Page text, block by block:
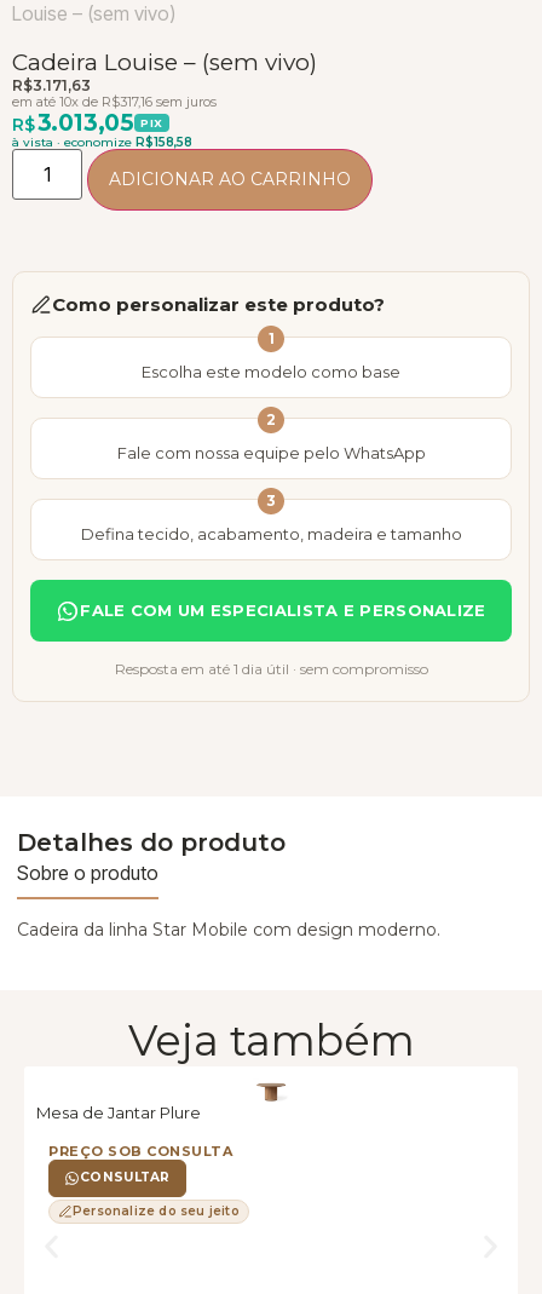
Louise – (sem vivo)
Cadeira Louise – (sem vivo)
R$3.171,63
em até 10x de R$317,16 sem juros
R$3.013,05 PIX
à vista · economize R$158,58
ADICIONAR AO CARRINHO
Como personalizar este produto?
1
Escolha este modelo como base
2
Fale com nossa equipe pelo WhatsApp
3
Defina tecido, acabamento, madeira e tamanho
FALE COM UM ESPECIALISTA E PERSONALIZE
Resposta em até 1 dia útil · sem compromisso
Detalhes do produto
Sobre o produto
Cadeira da linha Star Mobile com design moderno.
Veja também
Mesa de Jantar Plure
PREÇO SOB CONSULTA
CONSULTAR
Personalize do seu jeito